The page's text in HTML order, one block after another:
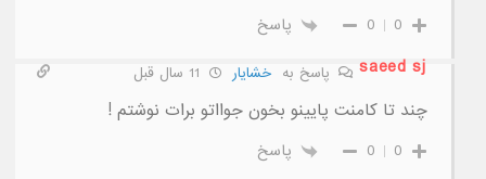
0
0 پاسخ
saeed sj پاسخ به خشایار
چند تا کامنت پایینو بخون جوااتو برات نوشتم !
0
0 پاسخ